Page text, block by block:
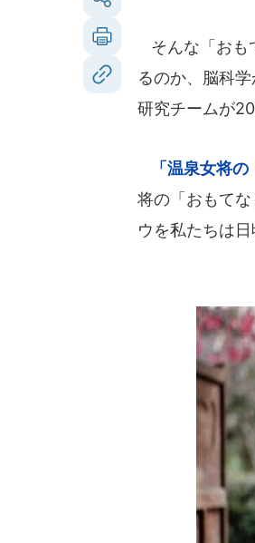
そんな「おも
るのか、脳科
研究チームが
「温泉女将
将の「おもて
ウを私たちは